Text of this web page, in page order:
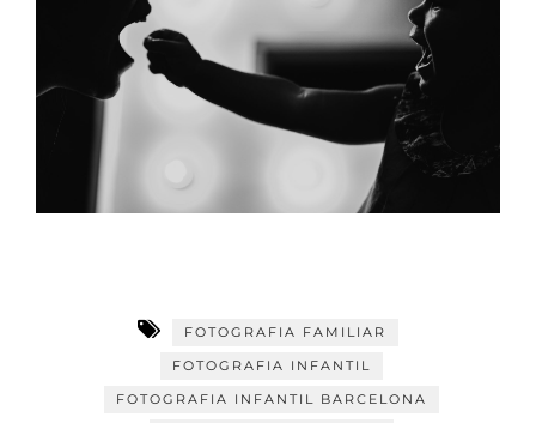
FOTOGRAFIA FAMILIAR
FOTOGRAFIA INFANTIL
FOTOGRAFIA INFANTIL BARCELONA